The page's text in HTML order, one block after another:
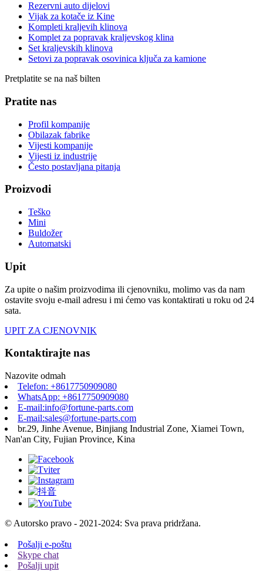
Rezervni auto dijelovi
Vijak za kotače iz Kine
Kompleti kraljevih klinova
Komplet za popravak kraljevskog klina
Set kraljevskih klinova
Setovi za popravak osovinica ključa za kamione
Pretplatite se na naš bilten
Pratite nas
Profil kompanije
Obilazak fabrike
Vijesti kompanije
Vijesti iz industrije
Često postavljana pitanja
Proizvodi
Teško
Mini
Buldožer
Automatski
Upit
Za upite o našim proizvodima ili cjenovniku, molimo vas da nam
ostavite svoju e-mail adresu i mi ćemo vas kontaktirati u roku od 24
sata.
UPIT ZA CJENOVNIK
Kontaktirajte nas
Nazovite odmah
Telefon: +8617750909080
WhatsApp: +8617750909080
E-mail:info@fortune-parts.com
E-mail:sales@fortune-parts.com
br.29, Jinhe Avenue, Binjiang Industrial Zone, Xiamei Town,
Nan'an City, Fujian Province, Kina
© Autorsko pravo - 2021-2024: Sva prava pridržana.
Pošalji e-poštu
Skype chat
Pošalji upit